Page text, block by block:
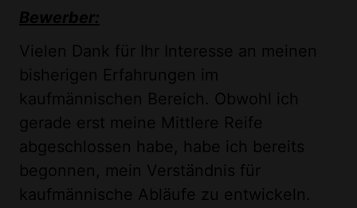
Bewerber:
Vielen Dank für Ihr Interesse an meinen
bisherigen Erfahrungen im
kaufmännischen Bereich. Obwohl ich
gerade erst meine Mittlere Reife
abgeschlossen habe, habe ich bereits
begonnen, mein Verständnis für
kaufmännische Abläufe zu entwickeln.